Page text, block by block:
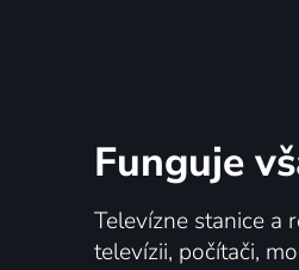
Funguje
Televízne stanice a
televízii, počítači,